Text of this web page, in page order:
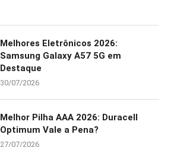
Melhores Eletrônicos 2026:
Samsung Galaxy A57 5G em
Destaque
30/07/2026
Melhor Pilha AAA 2026: Duracell
Optimum Vale a Pena?
27/07/2026